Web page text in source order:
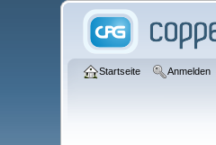
Startseite Anmelden